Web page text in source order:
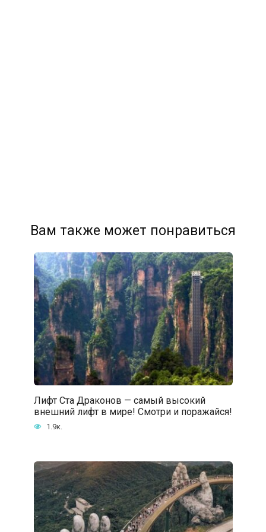
Вам также может понравиться
Лифт Ста Драконов — самый высокий
внешний лифт в мире! Смотри и поражайся!
1.9к.